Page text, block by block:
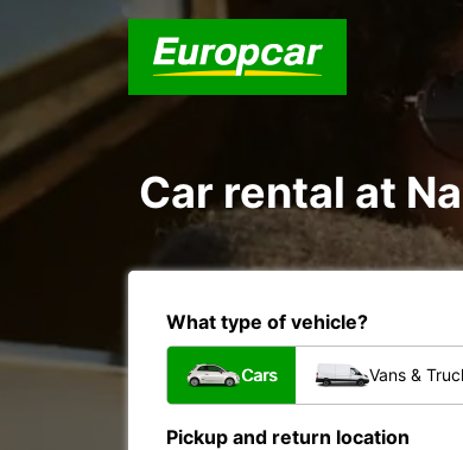
Car rental at
What type of vehicle?
Cars Vans &
Pickup and return location